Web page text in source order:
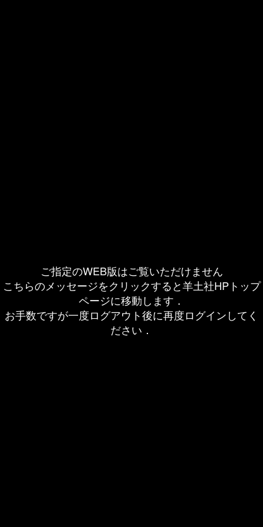
ご指定のWEB版はご覧いただけません
こちらのメッセージをクリックすると羊土社HPトップ
ページに移動します．
お手数ですが一度ログアウト後に再度ログインしてく
ださい．